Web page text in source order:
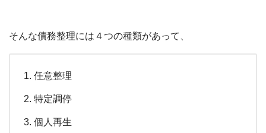
そんな債務整理には４つの種類があって、
任意整理
特定調停
個人再生